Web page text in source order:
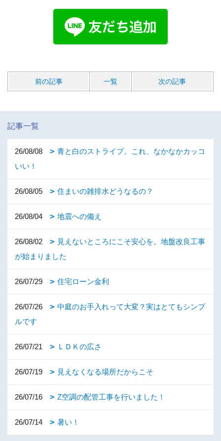
前の記事 一覧 次の記事
記事一覧
26/08/08
青と白のストライプ。これ、なかなかカッコ
いい！
26/08/05 住まいの雑排水どうなるの？
26/08/04 地震への備え
26/08/02
見えないところにこそ安心を。地盤改良工事
が始まりました
26/07/29 住宅ローン金利
26/07/26
中庭のお手入れって大変？実はとてもシンプ
ルです
26/07/21 ＬＤＫの広さ
26/07/19 見えなくなる場所だからこそ
26/07/16 Z空調の配管工事を行いました！
26/07/14 暑い！